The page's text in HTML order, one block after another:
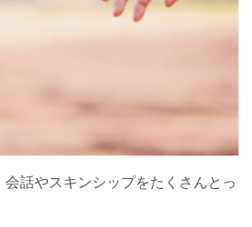
話やスキンシップをたくさんとっ